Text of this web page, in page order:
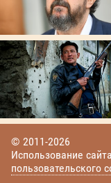
© 2011-2026
Использование
пользовательского